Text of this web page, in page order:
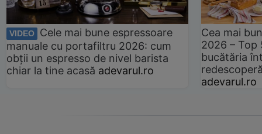
VIDEO
Cele mai bune espressoare
manuale cu portafiltru 2026: cum
obții un espresso de nivel barista
chiar la tine acasă adevarul.ro
Cea mai
2026 –
bucătăria
adevarul.ro